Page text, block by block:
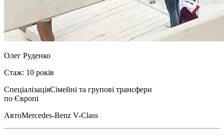
Олег Руденко
Стаж: 10 років
СпеціалізаціяСімейні та групові трансфери
по Європі
АвтоMercedes-Benz V-Class